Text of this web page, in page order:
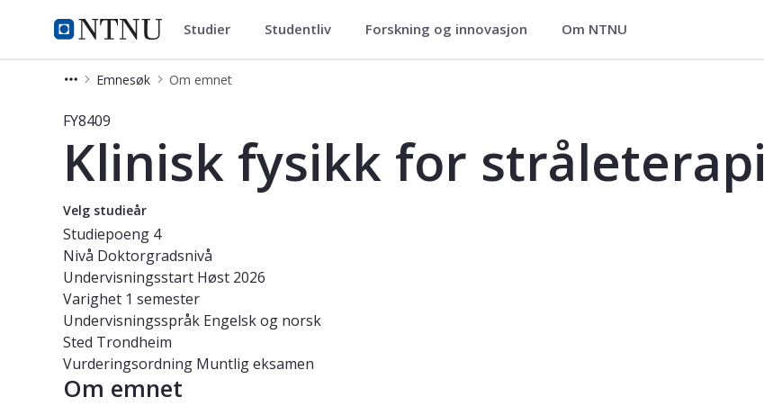
NTNU Hjemmeside
Studier Studier Studentliv Forskning og innovasjon Om NTNU
Emnesøk Om emnet
Emne - Klinisk fysikk for stråleterapi - FY8409
FY8409
Klinisk fysikk for stråleterapi
Velg studieår
Studiepoeng 4
Nivå Doktorgradsnivå
Undervisningsstart Høst 2026
Varighet 1 semester
Undervisningsspråk Engelsk og norsk
Sted Trondheim
Vurderingsordning Muntlig eksamen
Om emnet